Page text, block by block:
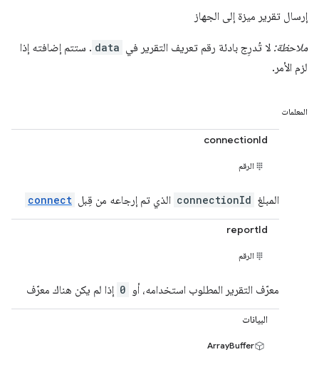
إرسال تقرير ميزة إلى الجهاز
ملاحظة: لا تُدرِج بادئة رقم تعريف التقرير في data . ستتم إضافته إذا
لزم الأمر.
المعلمات
connectionId
الرقم
المبلغ connectionId الذي تم إرجاعه من قِبل connect
reportId
الرقم
معرّف التقرير المطلوب استخدامه، أو 0 إذا لم يكن هناك معرّف
البيانات
ArrayBuffer